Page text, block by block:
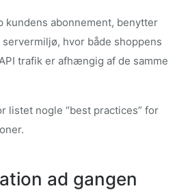
abonnement, benytter
hvor både shoppens
trafik er afhængig af de samme
listet nogle “best practices” for
ad gangen